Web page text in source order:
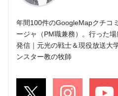
年間100件のGoogleMapクチコ
ージャ（PM職兼務）。行った
発信｜元光の戦士＆現役放送大
ンスター教の牧師